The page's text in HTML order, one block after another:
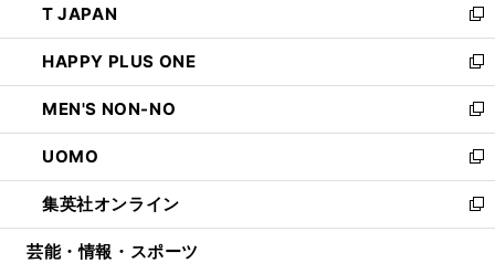
く
で
開
く
ド
ウ
で
開
く
ィ
ン
ド
ウ
で
開
く
い
ウ
ィ
ン
ド
ウ
で
開
く
T JAPAN
新
し
い
ウ
ィ
ン
ド
ウ
で
開
HAPPY PLUS ONE
新
し
い
ウ
ィ
ン
ド
ウ
MEN'S NON-NO
新
し
い
ウ
ィ
ン
UOMO
新
し
い
ウ
集英社オンライン
新
し
芸能・情報・スポーツ